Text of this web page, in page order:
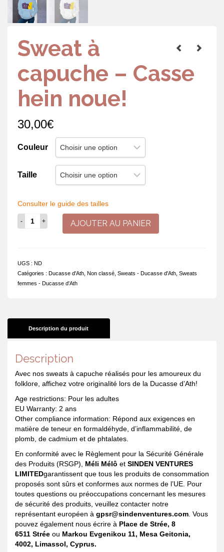
Sweat à
capuche – Casse
hein noue!
30,00€
Couleur
Taille
Consulter le guide des tailles
quantité
de
-
Casse
hein
AJOUTER AU PANIER
UGS : ND
Catégories : Ducasse d'Ath Non classé Sweats - Ducasse d'Ath Sweats
femmes - Ducasse d'Ath
Description du produit
Description
Avec nos sweats à capuche réalisés pour les amoureux du
folklore, affichez votre originalité lors de la Ducasse d’Ath!
Age restrictions: Pour les adultes
EU Warranty: 2 ans
Other compliance information: Répond aux exigences en
matière de teneur en formaldéhyde, d’inflammabilité, de
plomb, de cadmium et de phtalates.
En conformité avec le Règlement pour la Sécurité Générale
des Produits (RSGP), Méli Mélô et SINDEN VENTURES
LIMITEDgarantissent que tous les produits de consommation
proposés sont sûrs et conformes aux normes de l’UE. Pour
toutes questions ou préoccupations concernant les mesures
de sécurité des produits, veuillez contacter notre
représentant européen à gpsr@sindenventures.com . Vous
pouvez également nous écrire à Place de Strée, 8
6511 Strée ou Markou Evgenikou 11, Mesa Geitonia,
4002, Limassol, Cyprus.